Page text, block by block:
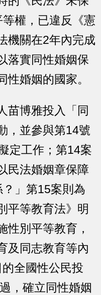
權，已違反《憲
機關在2年內完成
落實同性婚姻保
性婚姻的國家。
苗博雅投入「同
，並參與第14號
定工作；第14案
民法婚姻章保障
」第15案則為
平等教育法》明
性別平等教育，
及同志教育等內
全國性公民投
，確立同性婚姻